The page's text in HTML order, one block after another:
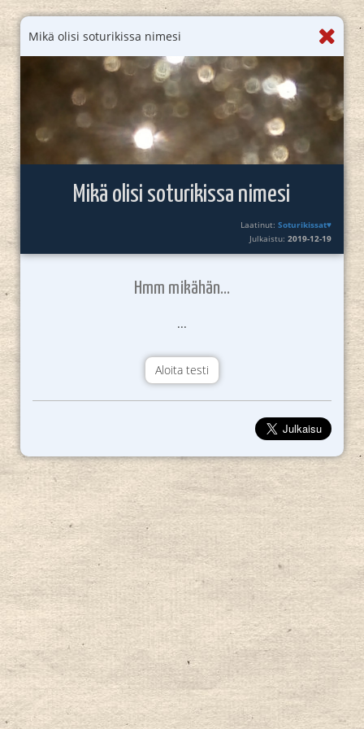
Mikä olisi soturikissa nimesi
Mikä olisi soturikissa nimesi
Laatinut:Soturikissat♥
Julkaistu:2019-12-19
Hmm mikähän...
...
Aloita testi